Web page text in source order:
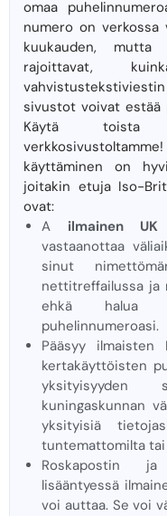
omaa
numero on verkossa
kuukauden,
rajoittavat,
sivustot voivat estää
Käytä toista
käyttäminen on
joitakin etuja Iso-
ovat:
A ilmainen
vastaanottaa
sinut
nettitreffailussa ja
ehkä halua
puhelinnumeroasi.
Pääsyy ilmaisten
kertakäyttöisten
yksityisyyden
kuningaskunnan
yksityisiä
tuntemattomilta
Roskapostin
lisääntyessä
voi auttaa. Se voi